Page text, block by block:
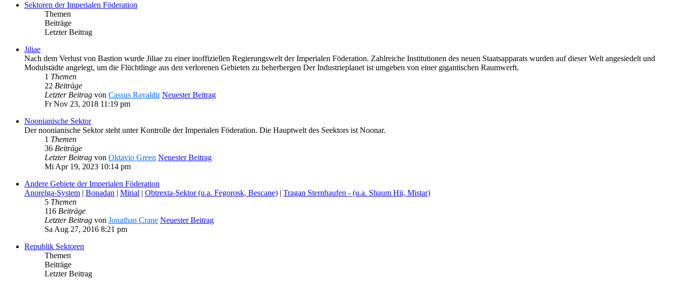
Sektoren der Imperialen Föderation
Themen
Beiträge
Letzter Beitrag
Jiliae
Nach dem Verlust von Bastion wurde Jiliae zu einer inoffiziellen Regierungswelt der Imperialen Föderation. Zahlreiche Institutionen des neuen Staatsapparats wurden auf dieser Welt angesiedelt und
Modulstädte angelegt, um die Flüchtlinge aus den verlorenen Gebieten zu beherbergen Der Industrieplanet ist umgeben von einer gigantischen Raumwerft.
1 Themen
22 Beiträge
Letzter Beitrag von Cassus Ravaldir Neuester Beitrag
Fr Nov 23, 2018 11:19 pm
Noonianische Sektor
Der noonianische Sektor steht unter Kontrolle der Imperialen Föderation. Die Hauptwelt des Seektors ist Noonar.
1 Themen
36 Beiträge
Letzter Beitrag von Oktavio Green Neuester Beitrag
Mi Apr 19, 2023 10:14 pm
Andere Gebiete der Imperialen Föderation
Anorelga-System | Bonadan | Mirial | Obtrexta-Sektor (u.a. Fegorosk, Bescane) | Tragan Sternhaufen - (u.a. Shaum Hii, Mistar)
5 Themen
116 Beiträge
Letzter Beitrag von Jonathan Crane Neuester Beitrag
Sa Aug 27, 2016 8:21 pm
Republik Sektoren
Themen
Beiträge
Letzter Beitrag